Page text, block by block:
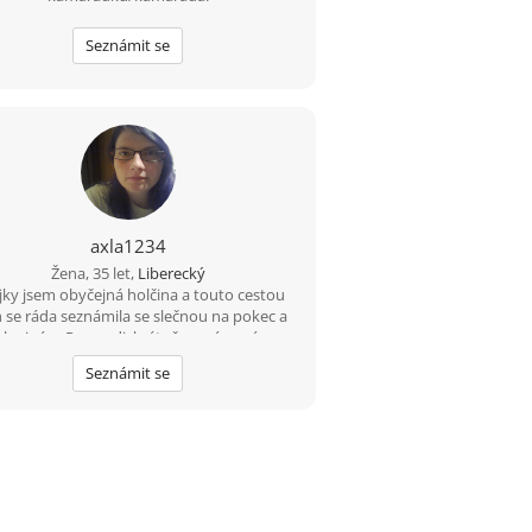
Seznámit se
axla1234
Žena, 35 let, Liberecký
jsem obyčejná holčina a touto cestou
se ráda seznámila se slečnou na pokec a
i víc... Pouze diskrétně prosím mám
ale ráda bych poznala něco nového moc
mě to láká
Seznámit se